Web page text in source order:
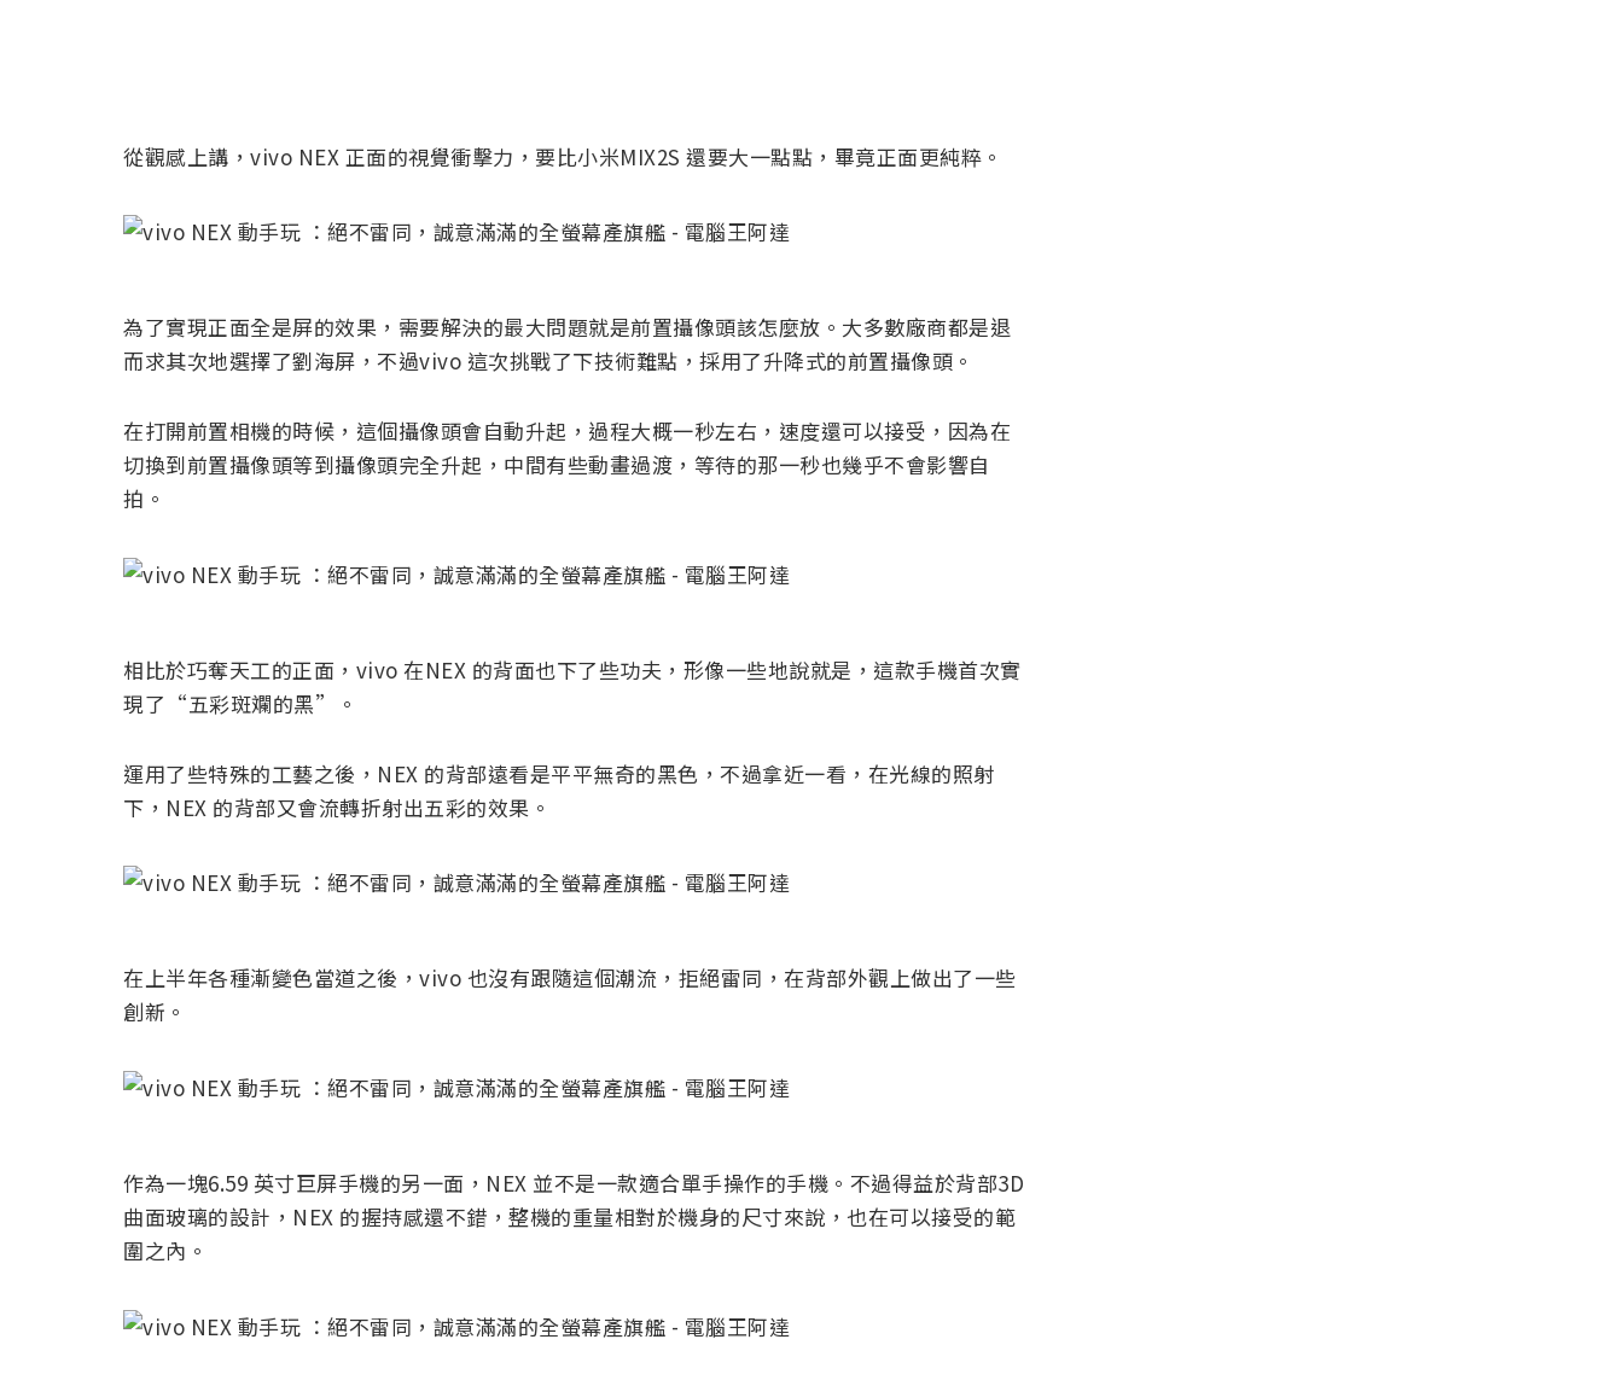
從觀感上講，vivo NEX 正面的視覺衝擊力，要比小米MIX2S 還要大一點點，畢竟正面更純粹。
為了實現正面全是屏的效果，需要解決的最大問題就是前置攝像頭該怎麼放。大多數廠商都是退
而求其次地選擇了劉海屏，不過vivo 這次挑戰了下技術難點，採用了升降式的前置攝像頭。
在打開前置相機的時候，這個攝像頭會自動升起，過程大概一秒左右，速度還可以接受，因為在
切換到前置攝像頭等到攝像頭完全升起，中間有些動畫過渡，等待的那一秒也幾乎不會影響自
拍。
相比於巧奪天工的正面，vivo 在NEX 的背面也下了些功夫，形像一些地說就是，這款手機首次實
現了“五彩斑斕的黑”。
運用了些特殊的工藝之後，NEX 的背部遠看是平平無奇的黑色，不過拿近一看，在光線的照射
下，NEX 的背部又會流轉折射出五彩的效果。
在上半年各種漸變色當道之後，vivo 也沒有跟隨這個潮流，拒絕雷同，在背部外觀上做出了一些
創新。
作為一塊6.59 英寸巨屏手機的另一面，NEX 並不是一款適合單手操作的手機。不過得益於背部3D
曲面玻璃的設計，NEX 的握持感還不錯，整機的重量相對於機身的尺寸來說，也在可以接受的範
圍之內。